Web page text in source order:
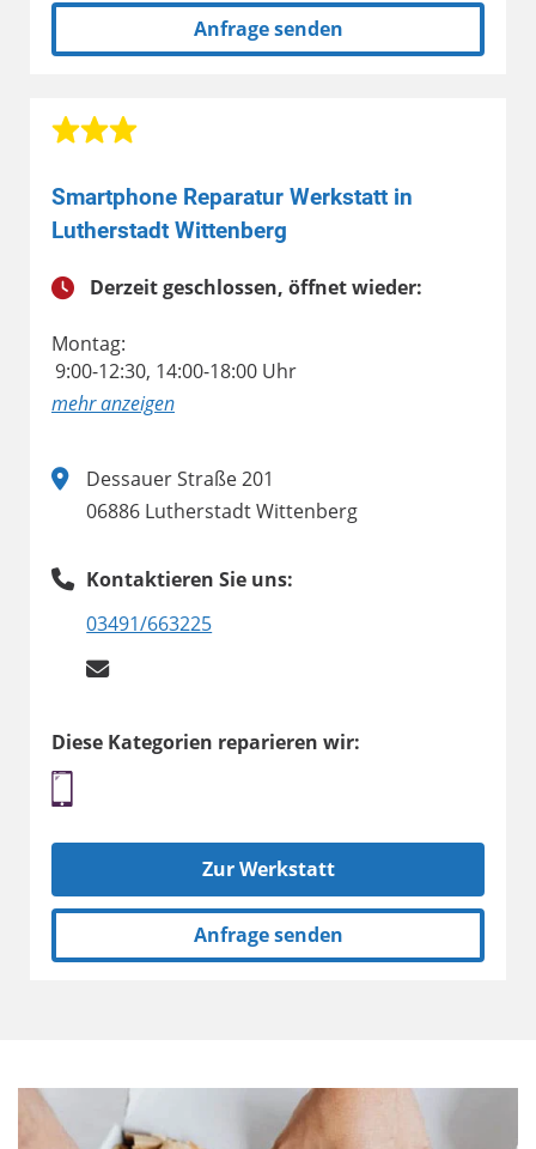
Anfrage senden
Smartphone Reparatur Werkstatt in
Lutherstadt Wittenberg
Derzeit geschlossen, öffnet wieder:
Montag:
9:00-12:30, 14:00-18:00 Uhr
anzeigen
Dessauer Straße 201
06886 Lutherstadt Wittenberg
Kontaktieren Sie uns:
03491/663225
Diese Kategorien reparieren wir:
Zur Werkstatt
Anfrage senden